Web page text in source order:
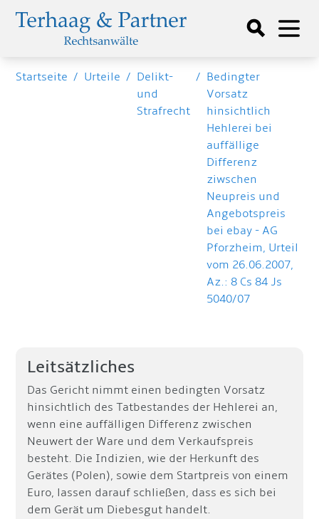
Startseite / Urteile / Delikt-
und
Strafrecht
/ Bedingter
Vorsatz
hinsichtlich
Hehlerei bei
auffällige
Differenz
ziwschen
Neupreis und
Angebotspreis
bei ebay - AG
Pforzheim, Urteil
vom 26.06.2007,
Az.: 8 Cs 84 Js
5040/07
Leitsätzliches
Das Gericht nimmt einen bedingten Vorsatz
hinsichtlich des Tatbestandes der Hehlerei an,
wenn eine auffälligen Differenz zwischen
Neuwert der Ware und dem Verkaufspreis
besteht. Die Indizien, wie der Herkunft des
Gerätes (Polen), sowie dem Startpreis von einem
Euro, lassen darauf schließen, dass es sich bei
dem Gerät um Diebesgut handelt.